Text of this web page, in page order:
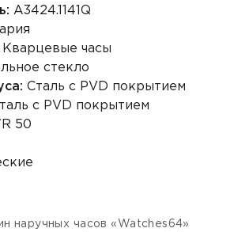
A3424.1141Q
Кварцевые часы
стекло
Сталь с PVD покрытием
с PVD покрытием
50
наручных часов «Watches64»